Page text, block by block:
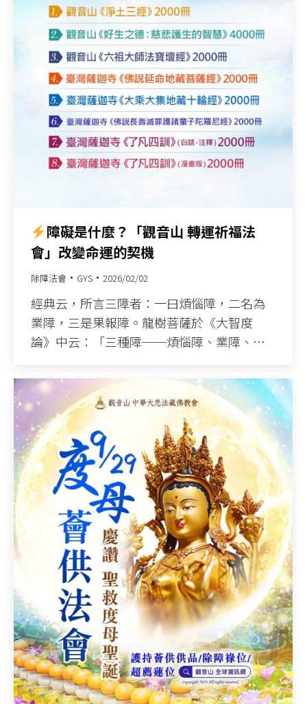
障礙是什麼？「觀音山 轉運祈福法
會」改變命運的契機
除障法會 GYS 2026/02/02
經典云，所言三障者：一曰煩惱障，二名為
業障，三是果報障。龍樹菩薩於《大智度
論》中云：「三種障──煩惱障、業障、…